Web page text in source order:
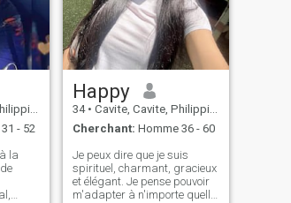
- 52
la
Happy
34 • Cavite, Cavite, Philippines
Cherchant: Homme 36 - 60
Je peux dire que je suis
spirituel, charmant, gracieux
et élégant. Je pense pouvoir
m'adapter à n'importe quelle